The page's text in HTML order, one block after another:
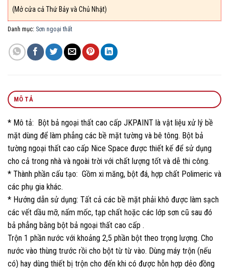
(Mở cửa cả Thứ Bảy và Chủ Nhật)
Danh mục: Sơn ngoại thất
MÔ TẢ
* Mô tả: Bột bả ngoại thất cao cấp JKPAINT là vật liệu xử lý bề
mặt dùng để làm phẳng các bề mặt tường và bê tông. Bột bả
tường ngoại thất cao cấp Nice Space được thiết kế để sử dụng
cho cả trong nhà và ngoài trời với chất lượng tốt và dễ thi công.
* Thành phần cấu tạo: Gồm xi măng, bột đá, hợp chất Polimeric và
các phụ gia khác.
* Hướng dẫn sử dụng: Tất cả các bề mặt phải khô được làm sạch
các vết dầu mỡ, nấm mốc, tạp chất hoặc các lớp sơn cũ sau đó
bả phẳng bằng bột bả ngoại thất cao cấp .
Trộn 1 phần nước với khoảng 2,5 phần bột theo trọng lượng. Cho
nước vào thùng trước rồi cho bột từ từ vào. Dùng máy trộn (nếu
có) hay dùng thiết bị trộn cho đến khi có được hỗn hợp dẻo đồng